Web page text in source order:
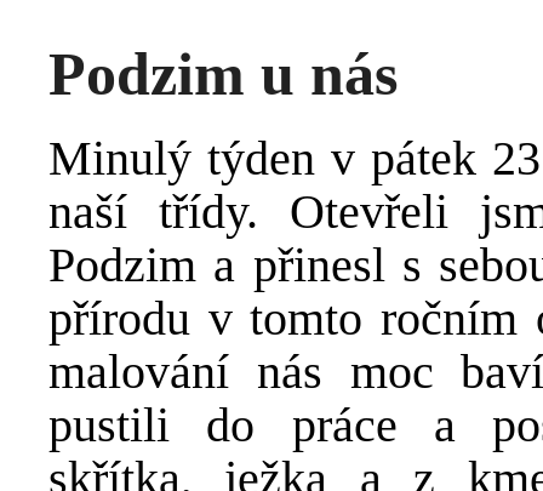
Podzim u nás
Minulý týden v pátek
naší třídy. Otevřeli
Podzim a přinesl s
přírodu v tomto ročním
malování nás moc
pustili do práce a
skřítka, ježka a z